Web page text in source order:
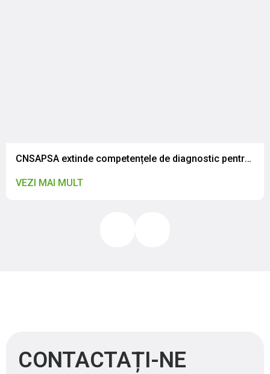
CNSAPSA extinde competențele de diagnostic pentru rezistența antimicrobiană
VEZI MAI MULT
CONTACTAȚI-NE